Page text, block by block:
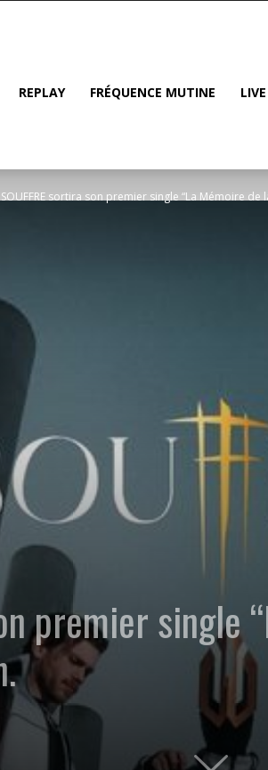
REPLAY FRÉQUENCE MUTINE
SOUFFRE sortira son premier single “La Mémoire de
premier single